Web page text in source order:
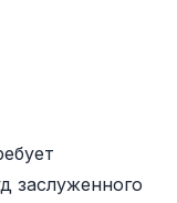
заслуженного